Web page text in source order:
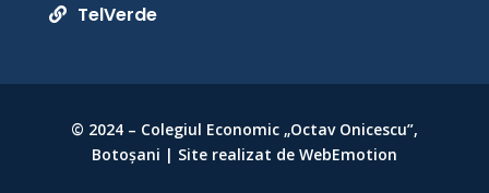
 TelVerde
© 2024 – Colegiul Economic „Octav Onicescu”,
Botoșani | Site realizat de WebEmotion